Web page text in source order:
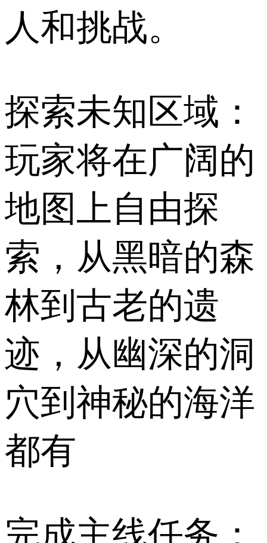
人和挑战。
探索未知区域：
玩家将在广阔的
地图上自由探
索，从黑暗的森
林到古老的遗
迹，从幽深的洞
穴到神秘的海洋
都有
完成主线任务：